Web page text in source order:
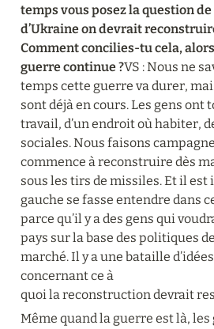
temps vous posez la question
d’Ukraine on devrait
Comment concilies-tu cela,
guerre continue ?VS : Nous ne
temps cette guerre va durer,
sont déjà en cours. Les gens ont
travail, d’un endroit où habiter,
sociales. Nous faisons
commence à reconstruire dès
sous les tirs de missiles. Et il
gauche se fasse entendre dans
parce qu’il y a des gens qui
pays sur la base des politiques
marché. Il y a une bataille
concernant ce à
quoi la reconstruction devrait
Même quand la guerre est là,